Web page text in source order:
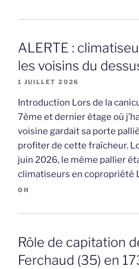
ALERTE :
les voisins du
1 JUILLET 2026
Introduction Lors de la
7ème et dernier étage où
voisine gardait sa porte
profiter de cette fraîcheur.
juin 2026, le même pallier
climatiseurs en copropriété
OH
Rôle de capitation
Ferchaud (35) en